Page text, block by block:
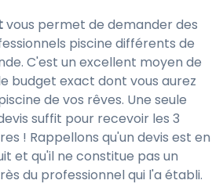
vous permet de demander des
piscine différents de
C'est un excellent moyen de
budget exact dont vous aurez
de vos rêves. Une seule
suffit pour recevoir les 3
! Rappellons qu'un devis est en
et qu'il ne constitue pas un
du professionnel qui l'a établi.